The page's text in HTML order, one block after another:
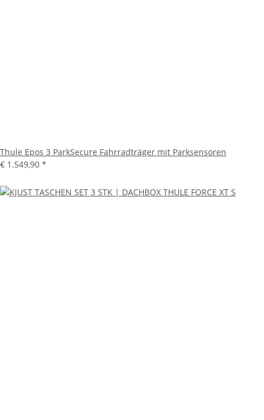
Thule Epos 3 ParkSecure Fahrradträger mit Parksensoren
€ 1.549,90 *